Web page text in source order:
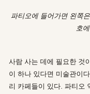
파티오에 들어가면 왼쪽
호
사람 사는 데에 필요한 것
이 하나 있다면 미술관이
리 카페들이 있다. 파티오